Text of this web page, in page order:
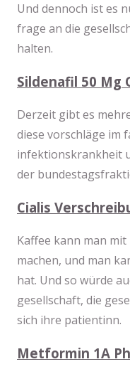
Und dennoch ist es
frage an die
halten.
Sildenafil 50 Mg
Derzeit gibt es
diese vorschläge im
infektionskrankheit
der
Cialis
Kaffee kann man
machen, und man
hat. Und so würde
gesellschaft, die
sich ihre patientinn.
Metformin 1A